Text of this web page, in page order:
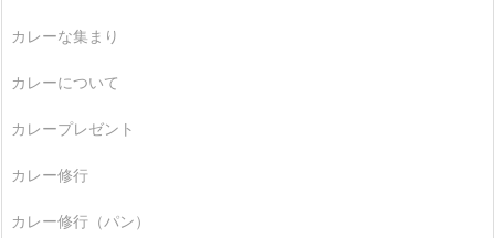
カレーな集まり
カレーについて
カレープレゼント
カレー修行
カレー修行（パン）